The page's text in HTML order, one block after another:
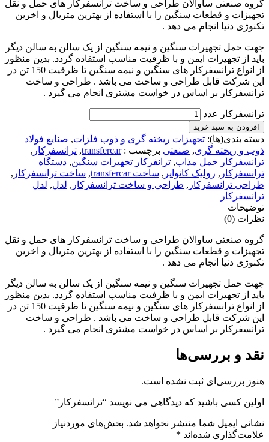
گروه صنعتی ساوالان طراحی و ساخت ترانسفرکار های حمل و نقل
تجهیزات و قطعات سنگین را با استفاده از بهترین متریال و اخرین
تکنوژی دنیا انجام می دهد .
جهت حمل تجهیرات سنگین و نیمه سنگین از یک سالن به سالن دیگر
باید از تجهیزات ایمن و با ظرفیت مناسب استفاده گردد. بدین منظور
از انواع ترانسفرکار های سنگین و نیمه سنگین تا ظرفیت 150 تن در
این شرکت قابل طراحی و ساخت می باشد . طراحی و ساخت
ترانسفرکار بر اساس در خواست مشتری انجام می گیرد .
ترانسفرکار عدد
افزودن به سبد خرید
دسته بندی(ها): تجهیزات ریخته گری و ذوب فلزات, صنایع فولاد
ذوب و ریخته گری, صنعتی برچسب :transfercar
, ترانسفرکار ,
ترانسفرکار حمل مذاب, ترانفرکار تجهیزات سنگین, دستگاه
ترانسفرکار , رولیک کانوایر , ساخت transfercar , ساخت ترانسفرکار ,
طراحی ترانسفرکار , طراحی و ساخت ترانسفرکار , لدل, لدل
ترانسفرکار
توضیحات
نظرات (0)
گروه صنعتی ساوالان طراحی و ساخت ترانسفرکار های حمل و نقل
تجهیزات و قطعات سنگین را با استفاده از بهترین متریال و اخرین
تکنوژی دنیا انجام می دهد .
جهت حمل تجهیرات سنگین و نیمه سنگین از یک سالن به سالن دیگر
باید از تجهیزات ایمن و با ظرفیت مناسب استفاده گردد. بدین منظور
از انواع ترانسفرکار های سنگین و نیمه سنگین تا ظرفیت 150 تن در
این شرکت قابل طراحی و ساخت می باشد . طراحی و ساخت
ترانسفرکار بر اساس در خواست مشتری انجام می گیرد .
نقد و بررسی‌ها
هنوز بررسی‌ای ثبت نشده است.
اولین کسی باشید که دیدگاهی می نویسد “ترانسفرکار”
نشانی ایمیل شما منتشر نخواهد شد. بخش‌های موردنیاز
علامت‌گذاری شده‌اند *